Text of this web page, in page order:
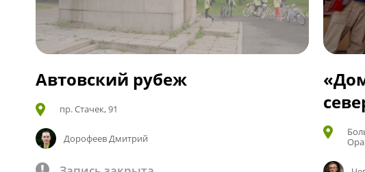
Автовский рубеж
пр. Стачек, 91
Дорофеев Дмитрий